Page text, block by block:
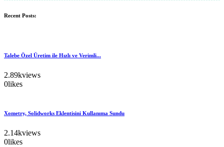
Recent Posts:
Talebe Özel Üretim ile Hızlı ve Verimli...
2.89kviews
0likes
Xometry, Solidworks Eklentisini Kullanıma Sundu
2.14kviews
0likes